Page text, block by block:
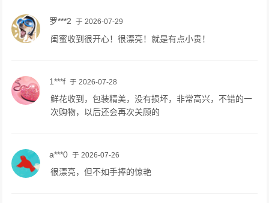
罗***2 于 2026-07-29
闺蜜收到很开心！很漂亮！就是有点小贵！
1***f 于 2026-07-28
鲜花收到，包装精美，没有损坏，非常高兴，不错的一
次购物，以后还会再次关顾的
a***0 于 2026-07-26
很漂亮，但不如手捧的惊艳